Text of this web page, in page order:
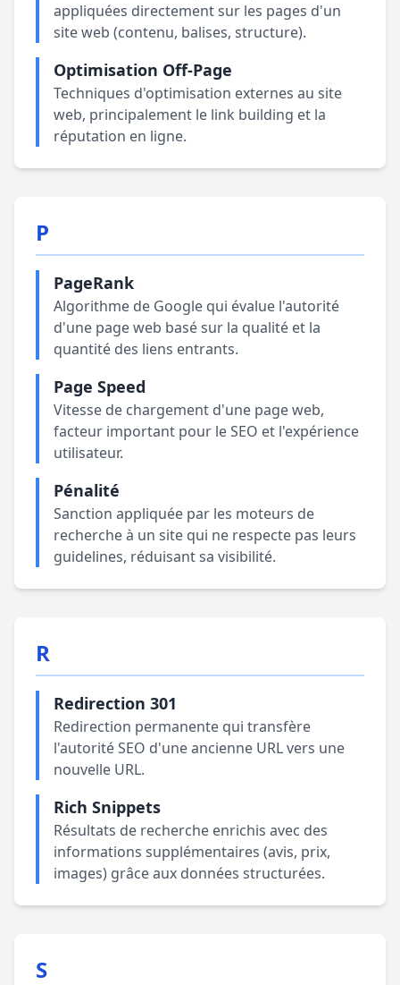
appliquées directement sur les pages d'un
site web (contenu, balises, structure).
Optimisation Off-Page
Techniques d'optimisation externes au site
web, principalement le link building et la
réputation en ligne.
P
PageRank
Algorithme de Google qui évalue l'autorité
d'une page web basé sur la qualité et la
quantité des liens entrants.
Page Speed
Vitesse de chargement d'une page web,
facteur important pour le SEO et l'expérience
utilisateur.
Pénalité
Sanction appliquée par les moteurs de
recherche à un site qui ne respecte pas leurs
guidelines, réduisant sa visibilité.
R
Redirection 301
Redirection permanente qui transfère
l'autorité SEO d'une ancienne URL vers une
nouvelle URL.
Rich Snippets
Résultats de recherche enrichis avec des
informations supplémentaires (avis, prix,
images) grâce aux données structurées.
S